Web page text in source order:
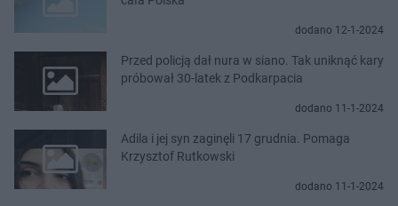
dodano 12-1-2024
Przed policją dał nura w siano. Tak uniknąć kary
próbował 30-latek z Podkarpacia
dodano 11-1-2024
Adila i jej syn zaginęli 17 grudnia. Pomaga
Krzysztof Rutkowski
dodano 11-1-2024